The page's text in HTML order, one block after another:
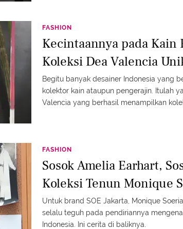
FASHION
Kecintaannya pada Kain
Koleksi Dea Valencia
Begitu banyak desainer Indonesia yang
kolektor kain ataupun pengerajin. Itulah
Valencia yang berhasil menampilkan
FASHION
Sosok Amelia Earhart,
Koleksi Tenun Monique
Untuk brand SOE Jakarta, Monique
selalu teguh pada pendiriannya
Indonesia. Ini cerita di baliknya.